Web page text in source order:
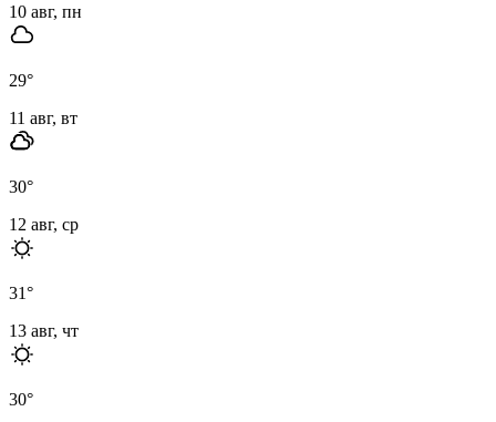
10 авг, пн
29°
11 авг, вт
30°
12 авг, ср
31°
13 авг, чт
30°